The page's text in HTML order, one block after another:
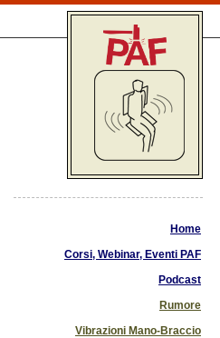
Home
Corsi, Webinar, Eventi PAF
Podcast
Rumore
Vibrazioni Mano-Braccio